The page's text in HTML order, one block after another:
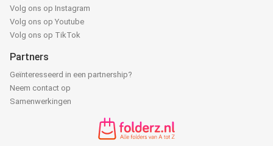
Volg ons op Instagram
Volg ons op Youtube
Volg ons op TikTok
Partners
Geïnteresseerd in een partnership?
Neem contact op
Samenwerkingen